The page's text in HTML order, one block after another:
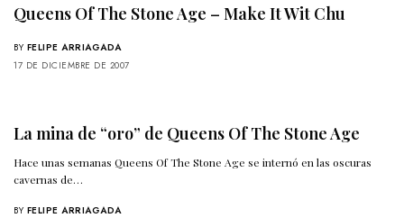
Queens Of The Stone Age – Make It Wit Chu
BY FELIPE ARRIAGADA
17 DE DICIEMBRE DE 2007
La mina de “oro” de Queens Of The Stone Age
Hace unas semanas Queens Of The Stone Age se internó en las oscuras
cavernas de…
BY FELIPE ARRIAGADA